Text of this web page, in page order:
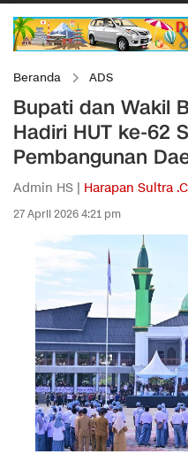
Beranda ADS
Bupati dan Wakil
Hadiri HUT ke-62
Pembangunan
Admin HS | Harapan Sultra
27 April 2026 4:21 pm